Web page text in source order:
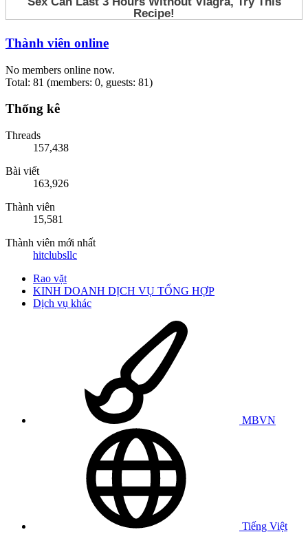
Thành viên online
No members online now.
Total: 81 (members: 0, guests: 81)
Thống kê
Threads
157,438
Bài viết
163,926
Thành viên
15,581
Thành viên mới nhất
hitclubsllc
Rao vặt
KINH DOANH DỊCH VỤ TỔNG HỢP
Dịch vụ khác
MBVN
Tiếng Việt